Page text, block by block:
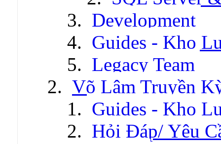
Development
Guides - Kho
Legacy Team
Võ Lâm Truyền
Guides - Kho
Hỏi Đáp/ Yêu